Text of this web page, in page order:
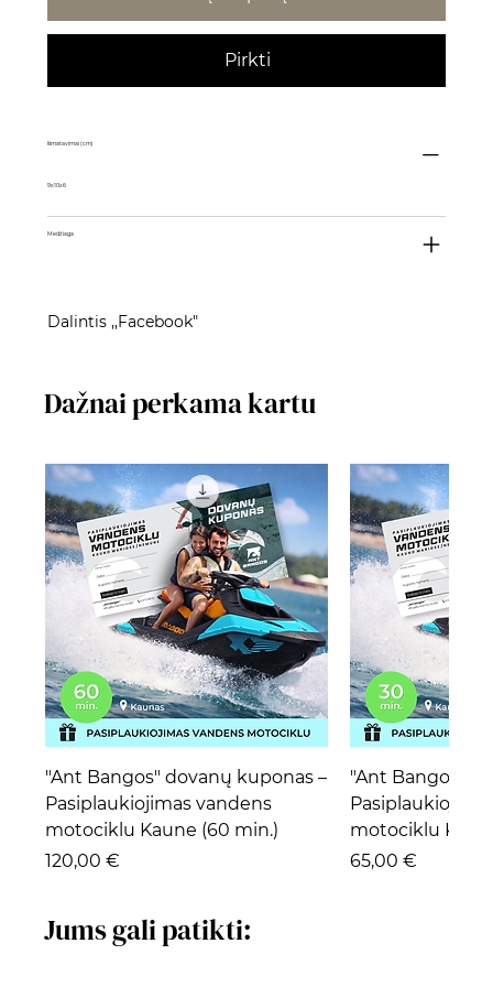
Pirkti
Išmatavimai (cm)
9x10x6
Medžiaga
Dalintis ,,Facebook"
Dažnai perkama kartu
"Ant Bangos" dovanų kuponas –
Pasiplaukiojimas vandens
motociklu Kaune (60 min.)
Kaina
120,00 €
"Ant Bangos"
motociklu
Kaina
65,00 €
Jums gali patikti: